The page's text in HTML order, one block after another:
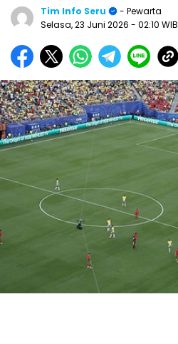
Tim Info Seru
- Pewarta
Selasa, 23 Juni 2026 - 02:10 WIB